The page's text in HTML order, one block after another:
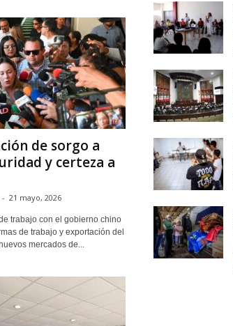
de sorgo a
y certeza a
- 21 mayo, 2026
trabajo con el gobierno chino
de trabajo y exportación del
mercados de...